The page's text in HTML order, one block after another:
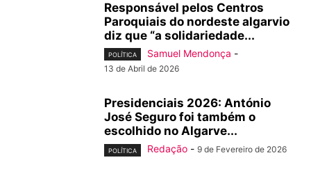
Responsável pelos Centros
Paroquiais do nordeste algarvio
diz que “a solidariedade...
POLÍTICA Samuel Mendonça -
13 de Abril de 2026
Presidenciais 2026: António
José Seguro foi também o
escolhido no Algarve...
POLÍTICA Redação - 9 de Fevereiro de 2026